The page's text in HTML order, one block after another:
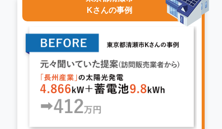
Kさんの事例